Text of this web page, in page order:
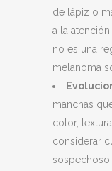
de lápiz o
a la
no es una
melanoma
manchas
color,
considerar
sospechoso,